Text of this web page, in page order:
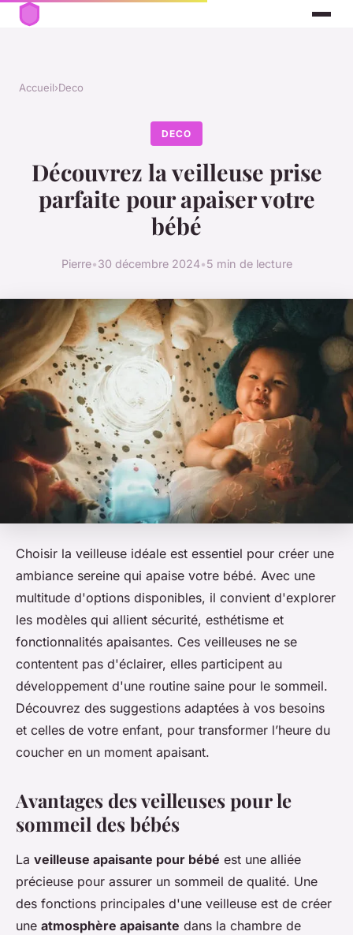
Accueil›Deco
DECO
Découvrez la veilleuse prise
parfaite pour apaiser votre
bébé
Pierre•30 décembre 2024•5 min de lecture
Choisir la veilleuse idéale est essentiel pour créer une
ambiance sereine qui apaise votre bébé. Avec une
multitude d'options disponibles, il convient d'explorer
les modèles qui allient sécurité, esthétisme et
fonctionnalités apaisantes. Ces veilleuses ne se
contentent pas d'éclairer, elles participent au
développement d'une routine saine pour le sommeil.
Découvrez des suggestions adaptées à vos besoins
et celles de votre enfant, pour transformer l’heure du
coucher en un moment apaisant.
Avantages des veilleuses pour le
sommeil des bébés
La veilleuse apaisante pour bébé est une alliée
précieuse pour assurer un sommeil de qualité. Une
des fonctions principales d'une veilleuse est de créer
une atmosphère apaisante dans la chambre de